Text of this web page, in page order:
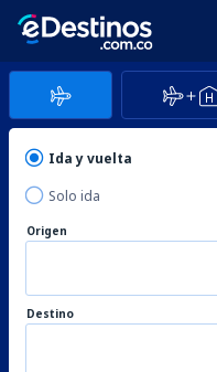
Ida y vuelta
Solo ida
Origen
Destino